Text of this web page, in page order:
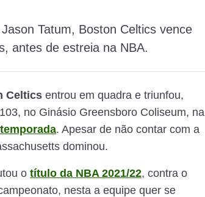
Tatum, Boston Celtics vence
antes de estreia na NBA.
Celtics entrou em quadra e triunfou,
no Ginásio Greensboro Coliseum, na
. Apesar de não contar com a
dominou.
o título da NBA 2021/22, contra o
nesta a equipe quer se